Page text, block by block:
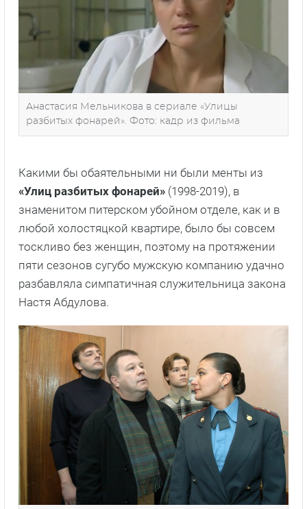
Анастасия Мельникова в сериале «Улицы
разбитых фонарей». Фото: кадр из фильма
Какими бы обаятельными ни были менты из
«Улиц разбитых фонарей» (1998-2019), в
знаменитом питерском убойном отделе, как и в
любой холостяцкой квартире, было бы совсем
тоскливо без женщин, поэтому на протяжении
пяти сезонов сугубо мужскую компанию удачно
разбавляла симпатичная служительница закона
Настя Абдулова.